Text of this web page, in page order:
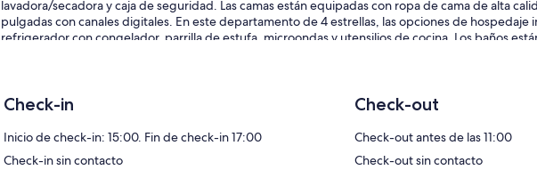
lavadora/secadora y caja de seguridad. Las camas están equipadas con ropa de cama de alta
pulgadas con canales digitales. En este departamento de 4 estrellas, las opciones de hospedaje
refrigerador con congelador, parrilla de estufa, microondas y utensilios de cocina. Los baños
tabla de planchar con plancha. Se proporciona servicio de limpieza cada semana.
Check-in
Inicio de check-in: 15:00. Fin de check-in 17:00
Check-in sin contacto
Check-out
Check-out antes de las 11:00
Check-out sin contacto